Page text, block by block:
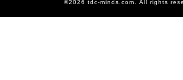
©2026 tdc-minds.com. All rights